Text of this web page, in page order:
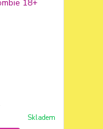
Skladem